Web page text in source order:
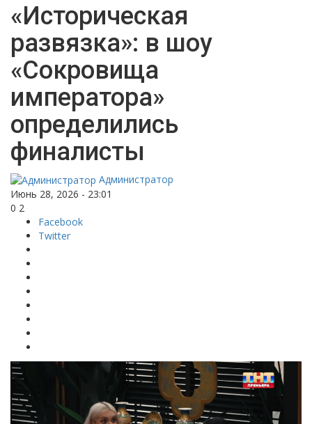
«Историческая
развязка»: в шоу
«Сокровища
императора»
определились
финалисты
Администратор
Июнь 28, 2026 - 23:01
0 2
Facebook
Twitter